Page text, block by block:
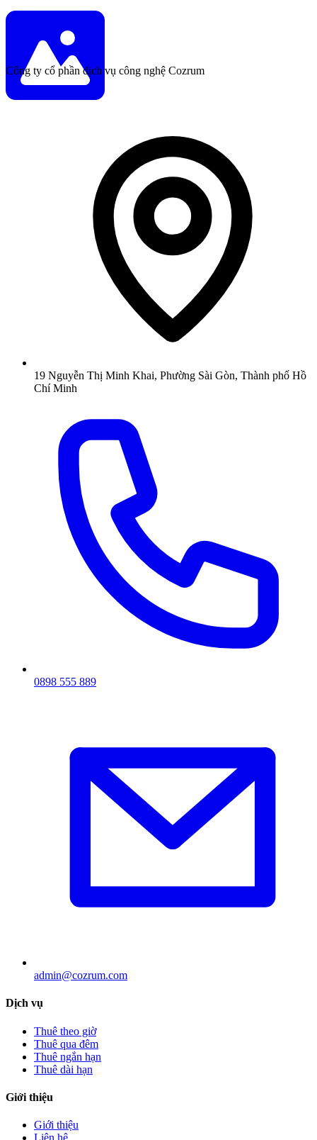
Công ty cổ phần dịch vụ công nghệ Cozrum
19 Nguyễn Thị Minh Khai, Phường Sài Gòn, Thành phố Hồ
Chí Minh
0898 555 889
admin@cozrum.com
Dịch vụ
Thuê theo giờ
Thuê qua đêm
Thuê ngắn hạn
Thuê dài hạn
Giới thiệu
Giới thiệu